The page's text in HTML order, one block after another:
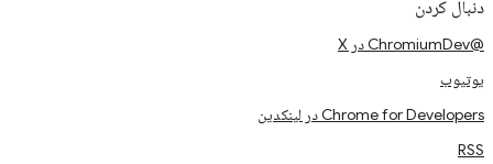
دنبال کردن
@ChromiumDev در X
یوتیوب
Chrome for Developers در لینکدین
RSS